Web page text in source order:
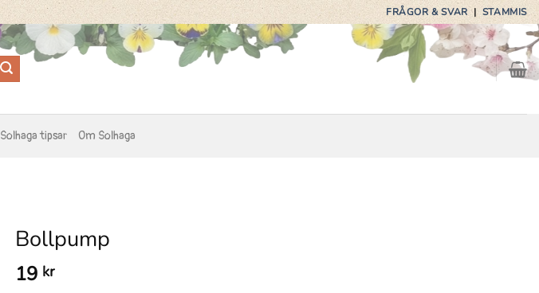
FRÅGOR & SVAR|STAMMIS
Solhaga tipsar Om Solhaga
Bollpump
19 kr